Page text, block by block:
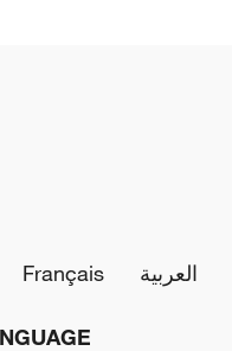
Français العربية